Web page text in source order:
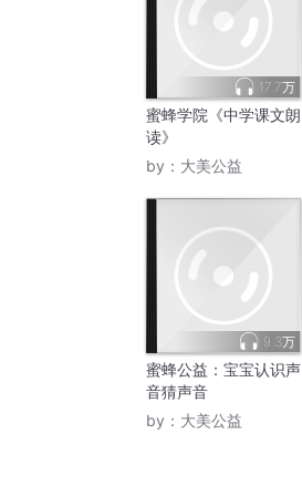
17.7万
蜜蜂学院《中学课文朗
读》
by： 大美公益
9.3万
蜜蜂公益：宝宝认识声
音猜声音
by： 大美公益